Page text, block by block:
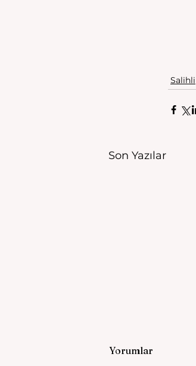
Salihli
Son Yazılar
Yorumlar